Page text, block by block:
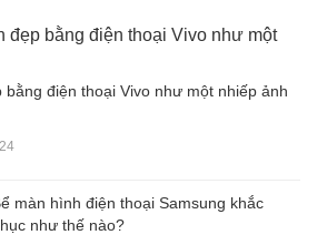
bằng điện thoại Vivo như một nhiếp ảnh
màn hình điện thoại Samsung khắc
như thế nào?